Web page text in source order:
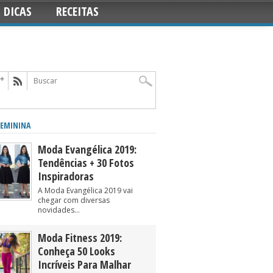
DICAS RECEITAS
Moda Evangélica 2019:
Tendências + 30 Fotos
Inspiradoras
A Moda Evangélica 2019 vai
chegar com diversas
novidades...
Moda Fitness 2019:
Conheça 50 Looks
Incríveis Para Malhar